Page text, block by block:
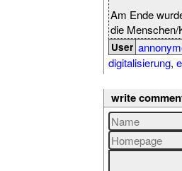
Am Ende
die Menschen/
User
digitalisierung,
write